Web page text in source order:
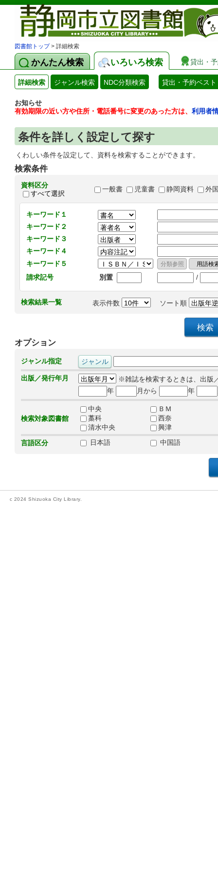
図書館トップ> 詳細検索
かんたん検索 いろいろ検索 貸出・
詳細検索 ジャンル検索 NDC分類検索 貸出・予約ベスト
お知らせ
有効期限の近い方や住所・電話番号に変更のあった方は、 利用者
条件を詳しく設定して探す
くわしい条件を設定して、資料を検索することができます。
検索条件
資料区分
すべて選択
一般書 児童書 静岡資料 外
キーワード１
キーワード２
キーワード３
キーワード４
キーワード５
請求記号
別置 /
検索結果一覧 表示件数 ソート順
オプション
ジャンル指定
出版／発行年月
※雑誌を検索するときは、出版
年
月から 年
検索対象図書館
中央
ＢＭ
藁科
西奈
清水中央
興津
言語区分
日本語 中国語
c 2024 Shizuoka City Library.